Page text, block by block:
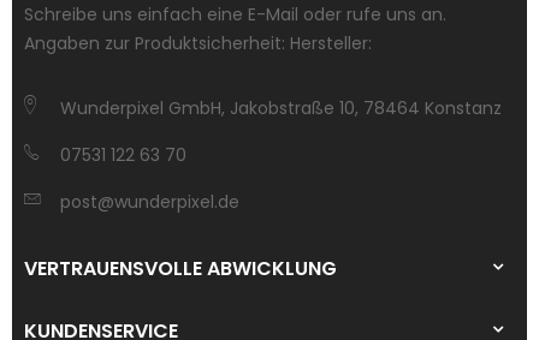
Schreibe uns einfach eine E-Mail oder rufe uns an.
Angaben zur Produktsicherheit: Hersteller:
Wunderpixel GmbH, Jakobstraße 10, 78464 Konstanz
07531 122 63 70
post@wunderpixel.de
VERTRAUENSVOLLE ABWICKLUNG
KUNDENSERVICE